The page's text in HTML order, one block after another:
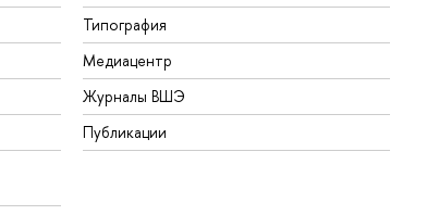
Типография
Медиацентр
Журналы ВШЭ
Публикации